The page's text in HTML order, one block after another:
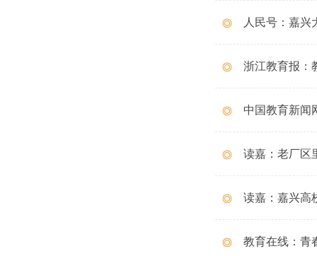
人民号：嘉兴
浙江教育报：
中国教育新闻
读嘉：老厂区
读嘉：嘉兴高
教育在线：青